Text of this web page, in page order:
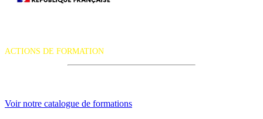
ACTIONS DE FORMATION
Voir notre catalogue de formations